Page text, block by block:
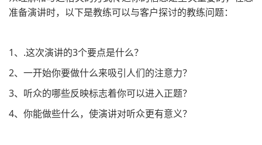
准备演讲时，以下是教练可以与客户探讨的教练问题：
1、.这次演讲的3个要点是什么？
2、一开始你要做什么来吸引人们的注意力？
3、听众的哪些反映标志着你可以进入正题？
4、你能做些什么，使演讲对听众更有意义？